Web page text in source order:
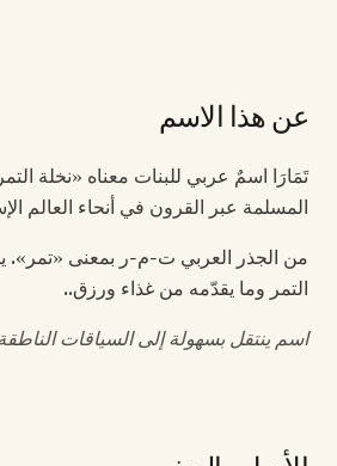
عن هذا الاسم
تَمَارَا اسمٌ عربي للبنات معناه «نخلة
المسلمة عبر القرون في أنحاء العالم
من الجذر العربي ت-م-ر بمعنى «تمر».
التمر وما يقدّمه من غذاء ورزق..
اسم ينتقل بسهولة إلى السياقات الناطقة